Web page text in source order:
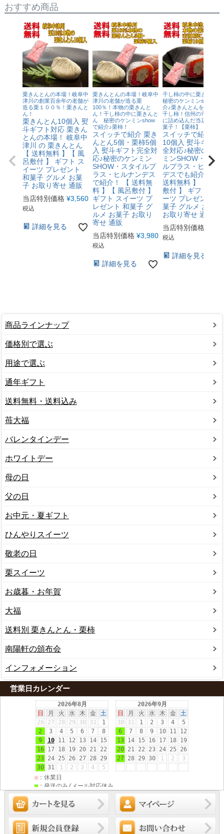
おすすめ商品
栗きんとんの本場！岐阜中
津川の創業百余年の老舗が
造る栗１００％！栗きんと
ん！
栗きんとん10個入 熨
斗ギフト対応 栗きん
とんの本場！ 岐阜中
津川 の 栗きんとん
【 送料無料 】【 風
呂敷付 】 ギフト ス
イーツ プレゼント
和菓子 グルメ お菓
子 お取り寄せ 通販
当店特別価格 ¥3,560
税込
詳細を見る
栗きんとんの本場！岐阜中
津川の老舗が造る栗
100％！本物の栗きんと
ん！干し柿の中に栗きんと
ん 秘密のケンミンshow
で紹介♪栗柿！
スイッチで紹介 栗き
んとん5個・栗柿5個
入 熨斗ギフト完全対
応♪秘密のケンミン
SHOW・スタイルプ
ラス・ヒルナンデス
で紹介！ 【 送料無
料 】【 風呂敷付 】
ギフト スイーツ プ
レゼント 和菓子 グ
ルメ お菓子 お取り
寄せ 通販
当店特別価格 ¥3,980
税込
詳細を見る
干し柿の中に栗きんと
秘密のケンミンshowで
介♪栗きんとんを最高級
干し柿！信州の市田柿の
に詰め込んだ当店最高級
菓子！【栗柿】
スイッチで紹介 栗
10個入 熨斗ギフト
全対応♪秘密のケン
ミンSHOW・スタ
ルプラス・ヒルナ
デスでも紹介！ 【
送料無料 】【 風呂
敷付 】 ギフト スイ
ーツ プレゼント 和
菓子 グルメ お菓子
お取り寄せ 通販
当店特別価格
税込
詳細を見る
商品ラインナップ
価格別で選ぶ
用途で選ぶ
通年ギフト
送料無料・送料込み
苺大福
バレンタインデー
ホワイトデー
母の日
父の日
お中元・夏ギフト
ひんやりスイーツ
敬老の日
栗スイーツ
お歳暮・お年賀
大福
送料別 栗きんとん・栗柿
南陽軒の頒布会
インフォメーション
営業日カレンダー